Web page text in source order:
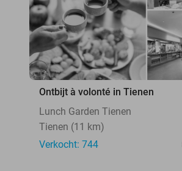
Ontbijt à volonté in Tienen
Lunch Garden Tienen
Tienen (11 km)
Verkocht: 744